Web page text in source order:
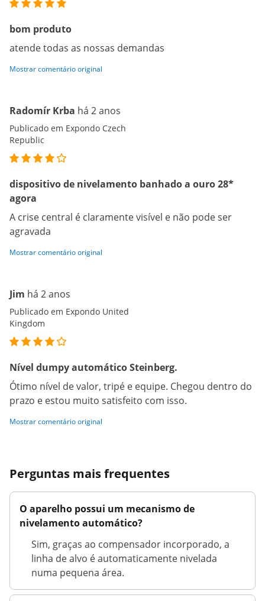
bom produto
atende todas as nossas demandas
Mostrar comentário original
Radomír Krba há 2 anos
Publicado em Expondo Czech
Republic
dispositivo de nivelamento banhado a ouro 28*
agora
A crise central é claramente visível e não pode ser
agravada
Mostrar comentário original
Jim há 2 anos
Publicado em Expondo United
Kingdom
Nível dumpy automático Steinberg.
Ótimo nível de valor, tripé e equipe. Chegou dentro do
prazo e estou muito satisfeito com isso.
Mostrar comentário original
Perguntas mais frequentes
O aparelho possui um mecanismo de
nivelamento automático?
Sim, graças ao compensador incorporado, a
linha de alvo é automaticamente nivelada
numa pequena área.